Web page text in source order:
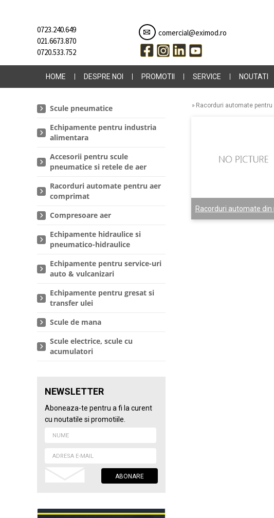
0723.240.649
021.6673.870
0720.533.752
comercial@eximod.ro
HOME DESPRE NOI PROMOTII SERVICE NOUTATI
Scule pneumatice
Echipamente pentru industria
alimentara
Accesorii pentru scule
pneumatice si retele de aer
Racorduri automate pentru aer
comprimat
Compresoare aer
Echipamente hidraulice si
pneumatico-hidraulice
Echipamente pentru service-uri
auto & vulcanizari
Echipamente pentru gresat si
transfer ulei
Scule de mana
Scule electrice, scule cu
acumulatori
NEWSLETTER
Aboneaza-te pentru a fi la curent
cu noutatile si promotiile.
» Racorduri automate
Racorduri automate din